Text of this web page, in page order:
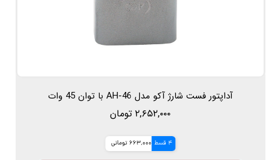
آداپتور فست شارژ آکو مدل AH-46 با توان 45 وات
۲,۶۵۲,۰۰۰ تومان
4 قسط 663,000 تومانی